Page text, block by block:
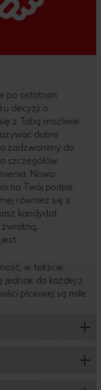
po ostatnim
decyzji o
z Tobą możliwie
dobre
zadzwonimy do
szczegółów
Nowa
na Twój podpis.
również się z
kandydat
w tekście
jednak do każdej z
płciowej są mile